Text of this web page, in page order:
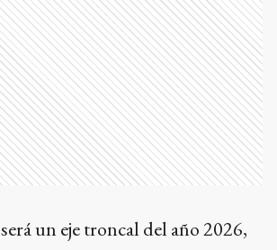
un eje troncal del año 2026,